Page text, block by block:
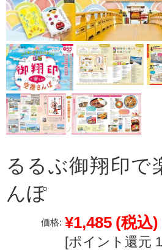
るるぶ御翔印で
んぽ
価格: ¥1,485 (税込)
[ポイント還元